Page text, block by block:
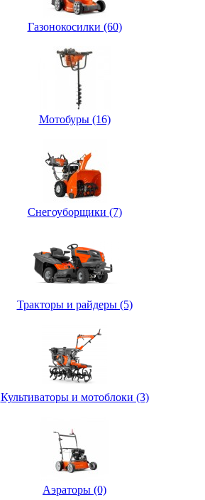
Газонокосилки (60)
Мотобуры (16)
Снегоуборщики (7)
Тракторы и райдеры (5)
Культиваторы и мотоблоки (3)
Аэраторы (0)